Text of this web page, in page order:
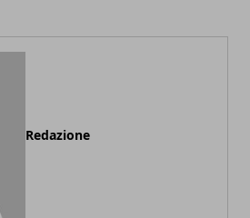
Redazione